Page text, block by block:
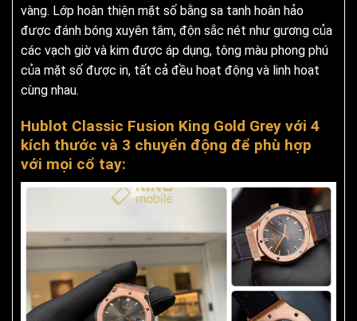
vàng. Lớp hoàn thiện mặt số bằng sa tanh hoàn hảo
được đánh bóng xuyên tâm, độn sắc nét như gương của
các vạch giờ và kim được áp dụng, tông màu phong phú
của mặt số được in, tất cả đều hoạt động và linh hoạt
cùng nhau.
Hublot Classic Fusion King Gold Grey với 4
kích thước và 3 chuyển động để phù hợp
với mọi cổ tay: